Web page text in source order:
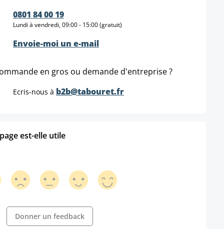
0801 84 00 19
Lundi à vendredi, 09:00 - 15:00 (gratuit)
Envoie-moi un e-mail
en gros ou demande d'entreprise ?
Ecris-nous à b2b@tabouret.fr
est-elle utile
Donner un feedback